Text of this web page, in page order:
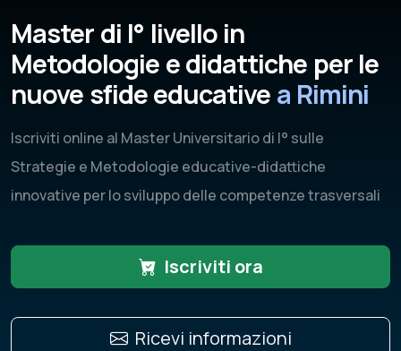
Master di I° livello in
Metodologie e didattiche per le
nuove sfide educative a Rimini
Iscriviti online al Master Universitario di I° sulle
Strategie e Metodologie educative-didattiche
innovative per lo sviluppo delle competenze trasversali
Iscriviti ora
Ricevi informazioni